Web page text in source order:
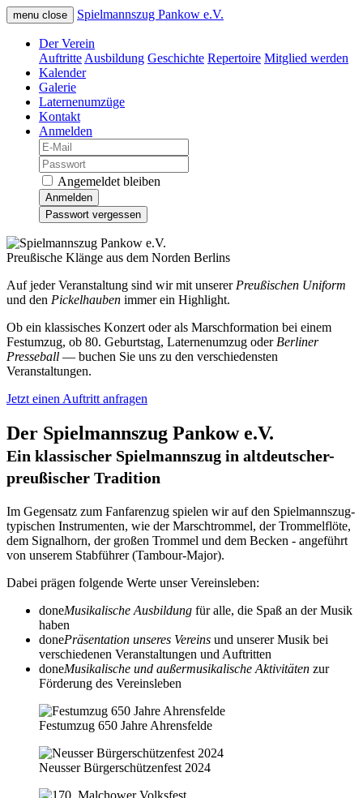
menu close Spielmannszug Pankow e.V.
Der Verein
Auftritte Ausbildung Geschichte Repertoire Mitglied werden
Kalender
Galerie
Laternenumzüge
Kontakt
Anmelden
Angemeldet bleiben
Anmelden
Passwort vergessen
Preußische Klänge aus dem Norden Berlins
Auf jeder Veranstaltung sind wir mit unserer Preußischen Uniform
und den Pickelhauben immer ein Highlight.
Ob ein klassisches Konzert oder als Marschformation bei einem
Festumzug, ob 80. Geburtstag, Laternenumzug oder Berliner
Presseball — buchen Sie uns zu den verschiedensten
Veranstaltungen.
Jetzt einen Auftritt anfragen
Der Spielmannszug Pankow e.V.
Ein klassischer Spielmannszug in altdeutscher-
preußischer Tradition
Im Gegensatz zum Fanfarenzug spielen wir auf den Spielmannszug-
typischen Instrumenten, wie der Marschtrommel, der Trommelflöte,
dem Signalhorn, der großen Trommel und dem Becken - angeführt
von unserem Stabführer (Tambour-Major).
Dabei prägen folgende Werte unser Vereinsleben:
doneMusikalische Ausbildung für alle, die Spaß an der Musik
haben
donePräsentation unseres Vereins und unserer Musik bei
verschiedenen Veranstaltungen und Auftritten
doneMusikalische und außermusikalische Aktivitäten zur
Förderung des Vereinsleben
Festumzug 650 Jahre Ahrensfelde
Neusser Bürgerschützenfest 2024